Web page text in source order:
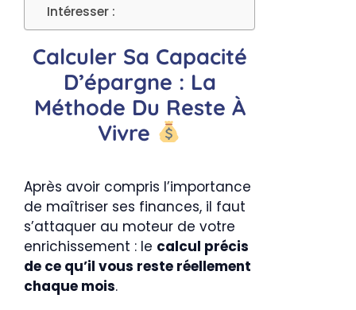
Intéresser :
Calculer Sa Capacité
D’épargne : La
Méthode Du Reste À
Vivre
Après avoir compris l’importance
de maîtriser ses finances, il faut
s’attaquer au moteur de votre
enrichissement : le calcul précis
de ce qu’il vous reste réellement
chaque mois.